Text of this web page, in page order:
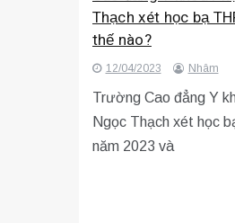
Thạch xét học bạ
thế nào?
12/04/2023 Nhâm
Trường Cao đẳng Y
Ngọc Thạch xét học
năm 2023 và